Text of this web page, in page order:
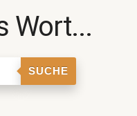
Wort...
SUCHE